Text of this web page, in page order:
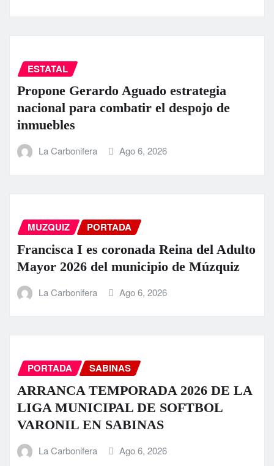
ESTATAL
Propone Gerardo Aguado estrategia
nacional para combatir el despojo de
inmuebles
La Carbonifera Ago 6, 2026
MUZQUIZ PORTADA
Francisca I es coronada Reina del Adulto
Mayor 2026 del municipio de Múzquiz
La Carbonifera Ago 6, 2026
PORTADA SABINAS
ARRANCA TEMPORADA 2026 DE LA
LIGA MUNICIPAL DE SOFTBOL
VARONIL EN SABINAS
La Carbonifera Ago 6, 2026